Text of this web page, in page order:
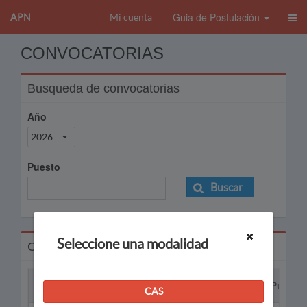
APN Mi cuenta Guia de Postulación
CONVOCATORIAS
Busqueda de convocatorias
Año
2026
Puesto
Buscar
Convocatorias
Puesto
Seleccione una modalidad
CAS